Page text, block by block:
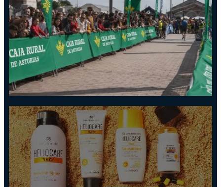
CAJA RURAL DE
ASTURIAS
PATROCINADOR PRINCIPAL del
Triatlón Ciudad de Santander